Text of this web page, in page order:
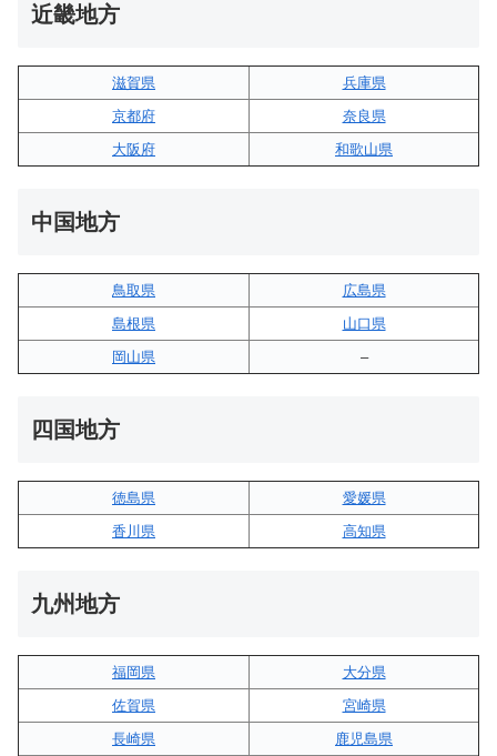
近畿地方
滋賀県
兵庫県
京都府
奈良県
大阪府
和歌山県
中国地方
鳥取県
広島県
島根県
山口県
岡山県
–
四国地方
徳島県
愛媛県
香川県
高知県
九州地方
福岡県
大分県
佐賀県
宮崎県
長崎県
鹿児島県